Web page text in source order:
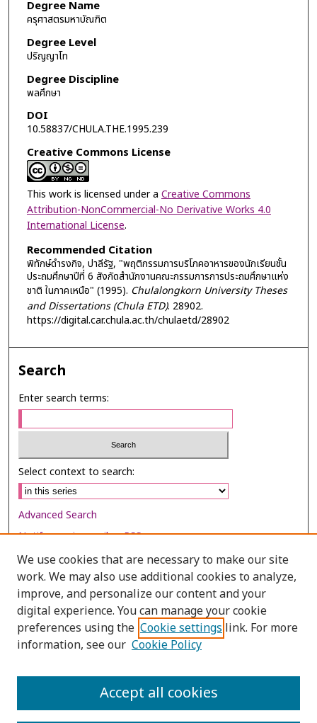
Degree Name
ครุศาสตรมหาบัณฑิต
Degree Level
ปริญญาโท
Degree Discipline
พลศึกษา
DOI
10.58837/CHULA.THE.1995.239
Creative Commons License
This work is licensed under a Creative Commons
Attribution-NonCommercial-No Derivative Works 4.0
International License.
Recommended Citation
พิทักษ์ดำรงกิจ, ปาลีรัฐ, "พฤติกรรมการบริโภคอาหารของนักเรียนชั้น
ประถมศึกษาปีที่ 6 สังกัดสำนักงานคณะกรรมการการประถมศึกษาแห่ง
ชาติ ในภาคเหนือ" (1995). Chulalongkorn University Theses
and Dissertations (Chula ETD). 28902.
https://digital.car.chula.ac.th/chulaetd/28902
Search
Enter search terms:
Select context to search:
Advanced Search
Notify me via email orRSS
Browse
Collections
Disciplines
Authors
We use cookies that are necessary to make our site
work. We may also use additional cookies to analyze,
improve, and personalize our content and your
digital experience. You can manage your cookie
preferences using the Cookie settings link. For more
information, see our Cookie Policy
Accept all cookies